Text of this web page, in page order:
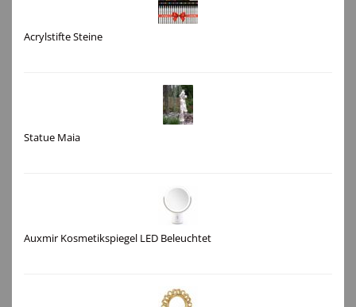
Acrylstifte Steine
Statue Maia
Auxmir Kosmetikspiegel LED Beleuchtet